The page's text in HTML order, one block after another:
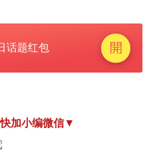
加小编微信▼